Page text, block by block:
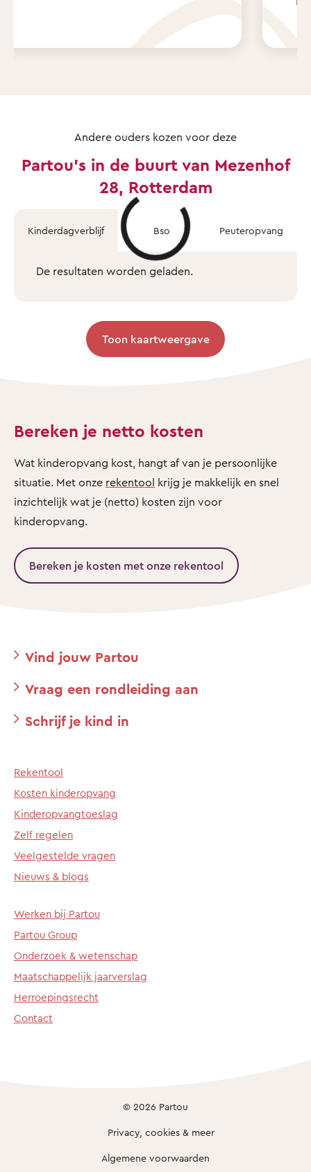
Andere ouders kozen voor deze
Partou's in de buurt van Mezenhof
28, Rotterdam
Kinderdagverblijf Bso Peuteropvang
De resultaten worden geladen.
Toon kaartweergave
Bereken je netto kosten
Wat kinderopvang kost, hangt af van je persoonlijke
situatie. Met onze rekentool krijg je makkelijk en snel
inzichtelijk wat je (netto) kosten zijn voor
kinderopvang.
Bereken je kosten met onze rekentool
Vind jouw Partou
Vraag een rondleiding aan
Schrijf je kind in
Rekentool
Kosten kinderopvang
Kinderopvangtoeslag
Zelf regelen
Veelgestelde vragen
Nieuws & blogs
Werken bij Partou
Partou Group
Onderzoek & wetenschap
Maatschappelijk jaarverslag
Herroepingsrecht
Contact
© 2026 Partou
Privacy, cookies & meer
Algemene voorwaarden